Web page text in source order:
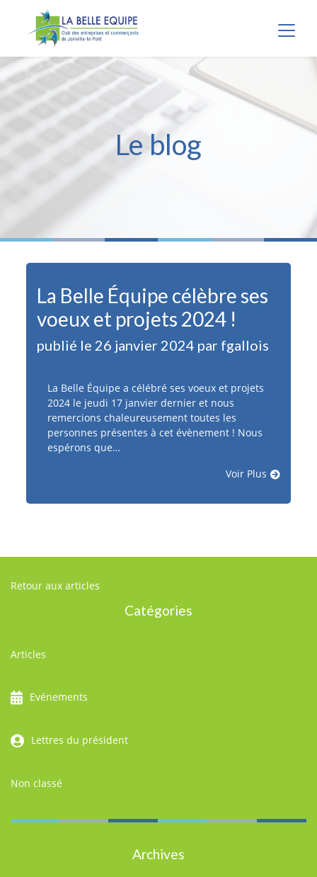
Le blog
La Belle Équipe célèbre ses
voeux et projets 2024 !
publié le 26 janvier 2024 par fgallois
La Belle Équipe a célébré ses voeux et projets
2024 le jeudi 17 janvier dernier et nous
remercions chaleureusement toutes les
personnes présentes à cet évènement ! Nous
espérons que…
Voir Plus
Retour aux articles
Catégories
Articles
Evénements
Lettres du président
Non classé
Archives
Panneau de gestion des cookies